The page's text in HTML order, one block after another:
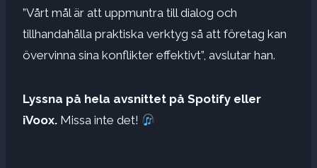
”Vårt mål är att uppmuntra till dialog och
tillhandahålla praktiska verktyg så att företag kan
övervinna sina konflikter effektivt”, avslutar han.
Lyssna på hela avsnittet på Spotify eller
iVoox. Missa inte det!